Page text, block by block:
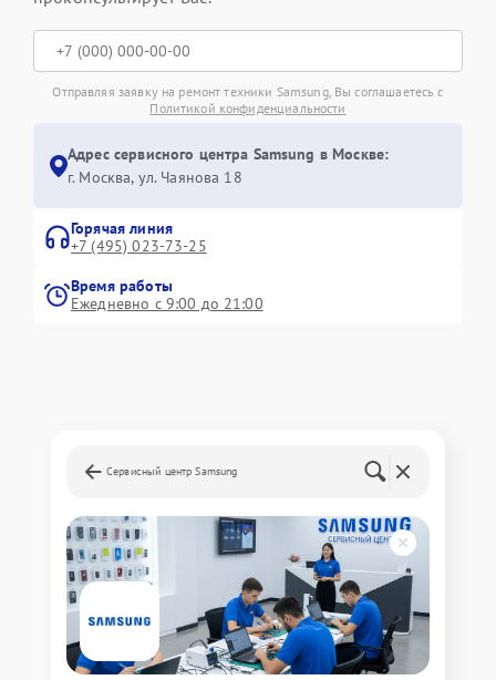
Отправляя заявку на ремонт техники Samsung, Вы соглашаетесь с
Политикой конфиденциальности
Адрес сервисного центра Samsung в Москве:
г. Москва, ул. Чаянова 18
Горячая линия
+7 (495) 023-73-25
Время работы
Ежедневно с 9:00 до 21:00
Сервисный центр Samsung